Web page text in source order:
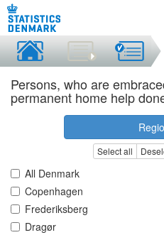
Persons, who are
permanent home help
Select all
All Denmark
Copenhagen
Frederiksberg
Dragør